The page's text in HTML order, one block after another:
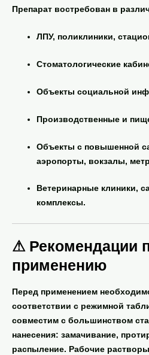
Препарат востребован в
ЛПУ, поликлиники,
Стоматологические
Объекты социальной
Производственные и
Объекты с повышенной
аэропорты, вокзалы,
Ветеринарные клиники,
комплексы.
⚠ Рекомендации
применению
Перед применением
соответствии с режимной
совместим с большинством
нанесения: замачивание,
распыление. Рабочие